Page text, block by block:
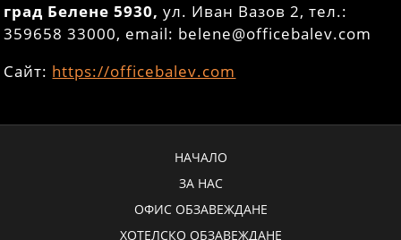
град Белене 5930,ул. Иван Вазов 2, тел.:
359658 33000, email: belene@officebalev.com
Сайт: https://officebalev.com
НАЧАЛО
ЗА НАС
ОФИС ОБЗАВЕЖДАНЕ
ХОТЕЛСКО ОБЗАВЕЖДАНЕ